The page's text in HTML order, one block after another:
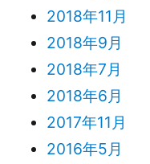
2018年11月
2018年9月
2018年7月
2018年6月
2017年11月
2016年5月